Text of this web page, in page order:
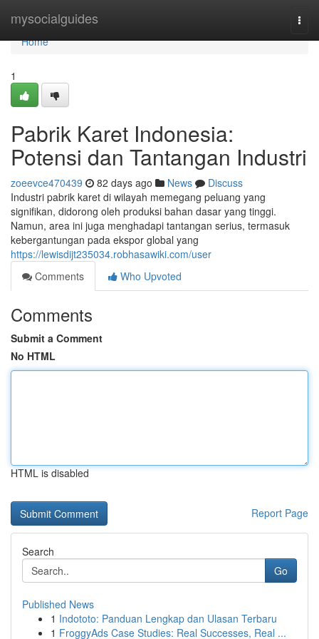
mysocialguides
Home
Home
1
Pabrik Karet Indonesia:
Potensi dan Tantangan Industri
zoeevce470439 82 days ago News
Discuss
Industri pabrik karet di wilayah memegang peluang yang
signifikan, didorong oleh produksi bahan dasar yang tinggi.
Namun, area ini juga menghadapi tantangan serius, termasuk
kebergantungan pada ekspor global yang
https://lewisdijt235034.robhasawiki.com/user
Comments
Who Upvoted
Comments
Submit a Comment
No HTML
HTML is disabled
Report Page
Search
Go
Published News
1 Indototo: Panduan Lengkap dan Ulasan Terbaru
1 FroggyAds Case Studies: Real Successes, Real ...